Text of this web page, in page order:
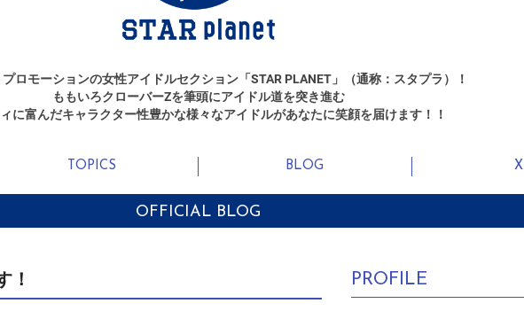
ロモーションの女性アイドルセクション「STAR PLANET」（通称：スタプラ）！
ももいろクローバーZを筆頭にアイドル道を突き進む
に富んだキャラクター性豊かな様々なアイドルがあなたに笑顔を届けます！！
TOPICS BLOG X
OFFICIAL BLOG
！ PROFILE